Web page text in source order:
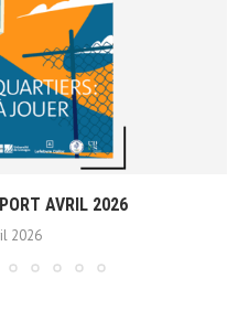
AVRIL 2026
2026